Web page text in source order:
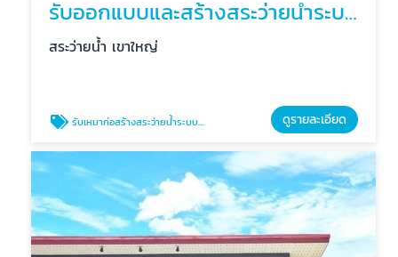
รับออกแบบและสร้างสระว่ายน้ำระบบเกลือราคาถูก
สระว่ายน้ำ เขาใหญ่
รับเหมาก่อสร้างสระว่ายน้ำระบบเกลือ ดูรายละเอียด